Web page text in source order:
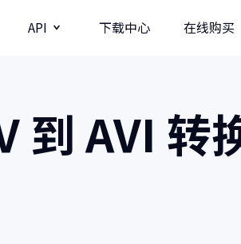
学长录屏工具
种录制方式/直播录制/课程模板
API
牛学长图片增强API
下载中心 在线购买
到 AVI 转